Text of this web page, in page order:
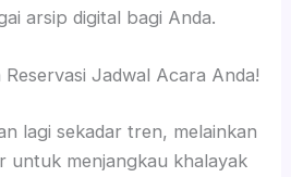
arsip digital bagi Anda.
Jadwal Acara Anda!
lagi sekadar tren, melainkan
untuk menjangkau khalayak